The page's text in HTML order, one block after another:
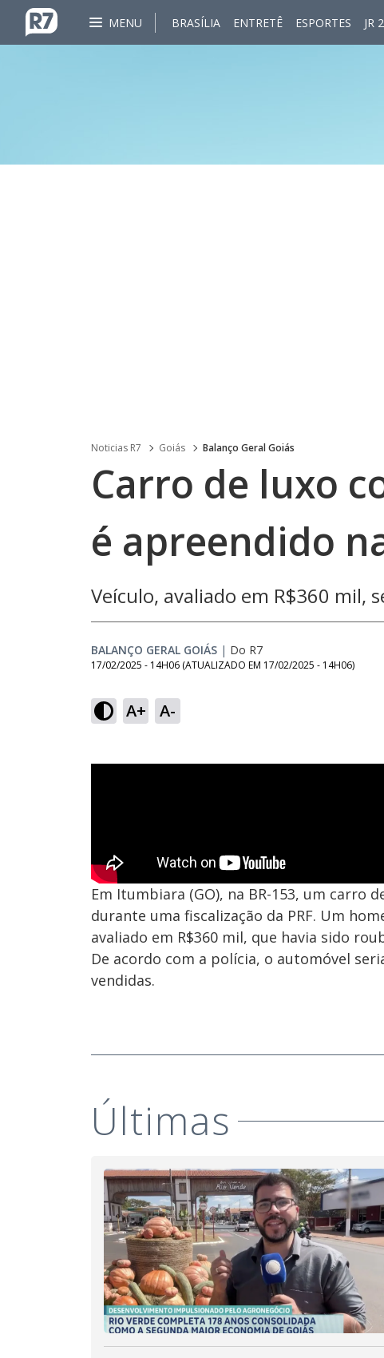
MENU BRASÍLIA ENTRETÊ ESPORTES JR
Noticias R7 Goiás Balanço Geral Goiás
Carro de luxo
é apreendido
Veículo, avaliado em R$360 mil,
BALANÇO GERAL GOIÁS | Do R7
17/02/2025 - 14H06 (ATUALIZADO EM 17/02/2025 - 14H06)
A+ A-
Em Itumbiara (GO), na BR-153, um carro
durante uma fiscalização da PRF. Um
avaliado em R$360 mil, que havia sido
De acordo com a polícia, o automóvel
vendidas.
Últimas